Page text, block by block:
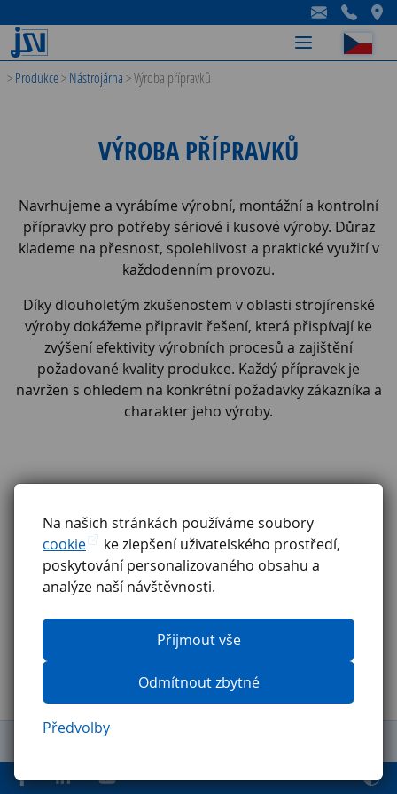
Na našich stránkách používáme soubory
cookie
ke zlepšení uživatelského prostředí,
poskytování personalizovaného obsahu a
analýze naší návštěvnosti.
Přijmout vše
Odmítnout zbytné
Předvolby
-
-
-
>Produkce>Nástrojárna>Výroba přípravků
VÝROBA PŘÍPRAVKŮ
Navrhujeme a vyrábíme výrobní, montážní a kontrolní
přípravky pro potřeby sériové i kusové výroby. Důraz
klademe na přesnost, spolehlivost a praktické využití v
každodenním provozu.
Díky dlouholetým zkušenostem v oblasti strojírenské
výroby dokážeme připravit řešení, která přispívají ke
zvýšení efektivity výrobních procesů a zajištění
požadované kvality produkce. Každý přípravek je
navržen s ohledem na konkrétní požadavky zákazníka a
charakter jeho výroby.
Obchodní podmínky